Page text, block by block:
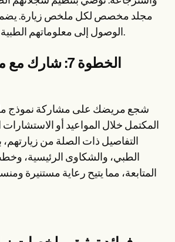
مجلد مخصص لكل ملخص زيارة. يضمن
الوصول إلى معلوماتهم الطبية بسهولة عند الحاجة.
الخطوة 7:
شجع مريضك على مشاركة نموذج
المكتمل خلال المواعيد أو
التفاصيل ذات الصلة من
الطبي، والشكاوى الرئيسية،
المتابعة، مما يتيح رعاية مستنيرة